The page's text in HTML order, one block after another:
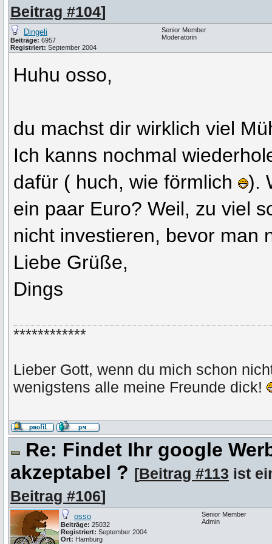
Beitrag #104]
Dingeli
Beiträge: 6957
Registriert: September 2004
Senior Member
Moderatorin
Huhu osso,
du machst dir wirklich viel
Ich kanns nochmal
dafür ( huch, wie förmlich ).
ein paar Euro? Weil, zu viel
nicht investieren, bevor man
Liebe Grüße,
Dings
************
Lieber Gott, wenn du mich schon
wenigstens alle meine Freunde dick!
Re: Findet Ihr google
akzeptabel ? [Beitrag #113 ist
Beitrag #106]
osso
Beiträge: 25032
Registriert: September 2004
Ort: Hamburg
Senior Member
Admin